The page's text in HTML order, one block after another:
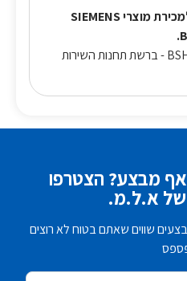
א.ל.מ. הינה רשת מורשה למכירת מוצרי SIEMENS
אחריות מלאה לשנה על ידי BSH - ברשת תחנות השירות
מבצע? הצטרפו
של א.ל.מ.
שווים שאתם בטוח לא רוצים